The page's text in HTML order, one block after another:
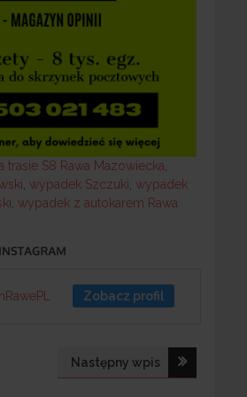
trasie S8 Rawa Mazowiecka
wypadek Szczuki wypadek
wypadek z autokarem Rawa
Zobacz profil
Następny wpis